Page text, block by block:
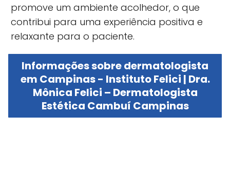
promove um ambiente acolhedor, o que
contribui para uma experiência positiva e
relaxante para o paciente.
Informações sobre dermatologista
em Campinas - Instituto Felici | Dra.
Mônica Felici – Dermatologista
Estética Cambuí Campinas